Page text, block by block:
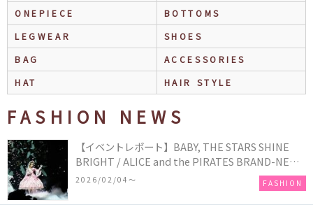
ONEPIECE
BOTTOMS
LEGWEAR
SHOES
BAG
ACCESSORIES
HAT
HAIR STYLE
FASHION NEWS
【イベントレポート】BABY, THE STARS SHINE
BRIGHT / ALICE and the PIRATES BRAND-NEW
COLLECTION in TOKYO
2026/02/04〜 FASHION